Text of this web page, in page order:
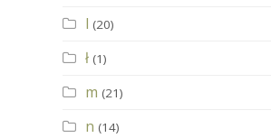
l (20)
ł (1)
m (21)
n (14)